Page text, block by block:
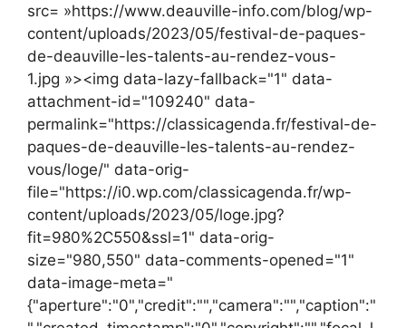
src= »https://www.deauville-info.com/blog/wp-
content/uploads/2023/05/festival-de-paques-
de-deauville-les-talents-au-rendez-vous-
1.jpg »><img data-lazy-fallback="1" data-
attachment-id="109240" data-
permalink="https://classicagenda.fr/festival-de-
paques-de-deauville-les-talents-au-rendez-
vous/loge/" data-orig-
file="https://i0.wp.com/classicagenda.fr/wp-
content/uploads/2023/05/loge.jpg?
fit=980%2C550&ssl=1" data-orig-
size="980,550" data-comments-opened="1"
data-image-meta="
{"aperture":"0","credit":"","camera":"","caption":"